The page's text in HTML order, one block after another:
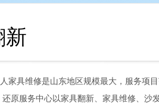
新
家具维修是山东地区规模最大，服务项
还原服务中心以家具翻新、家具维修、沙